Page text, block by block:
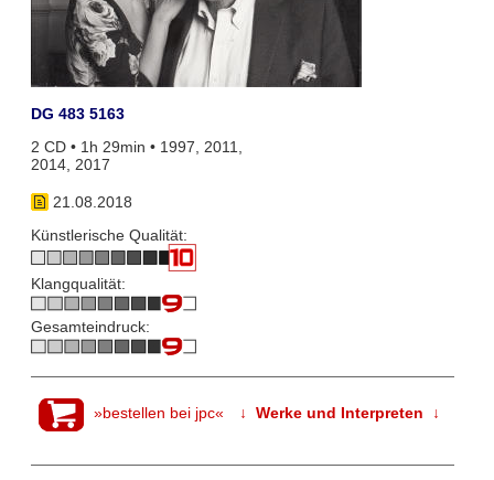
DG 483 5163
2 CD • 1h 29min • 1997, 2011,
2014, 2017
21.08.2018
Künstlerische Qualität:
Klangqualität:
Gesamteindruck:
»bestellen bei jpc« ↓ Werke und Interpreten ↓